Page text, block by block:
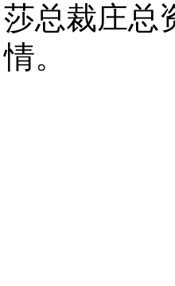
莎总裁庄总
情。